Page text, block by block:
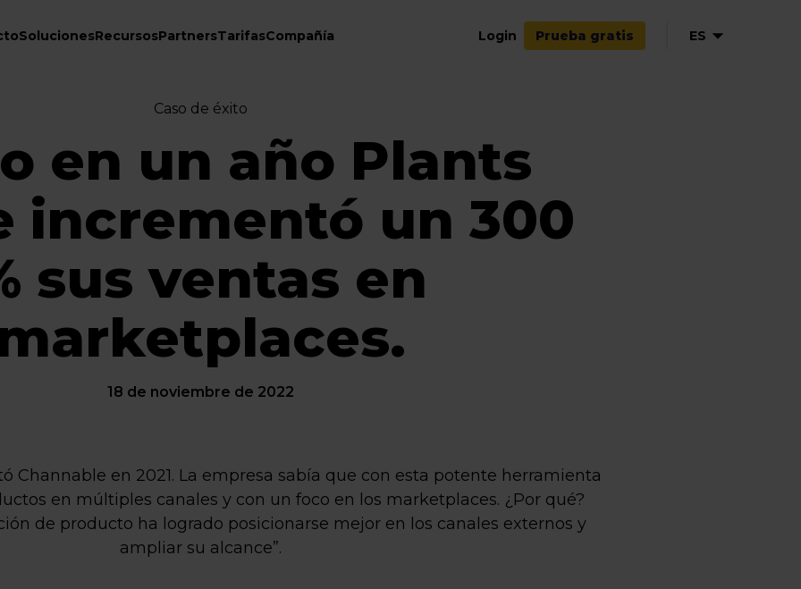
SolucionesRecursosPartnersTarifasCompañía Login Prueba gratis ES
Caso de éxito
en un año Plants
incrementó un 300
sus ventas en
18 de noviembre de 2022
Channable en 2021. La empresa sabía que con esta potente herramienta
en múltiples canales y con un foco en los marketplaces. ¿Por qué?
de producto ha logrado posicionarse mejor en los canales externos y
ampliar su alcance”.